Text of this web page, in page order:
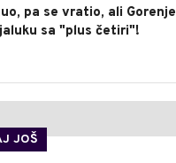
pa se vratio, ali Gorenje
sa "plus četiri"!
JOŠ